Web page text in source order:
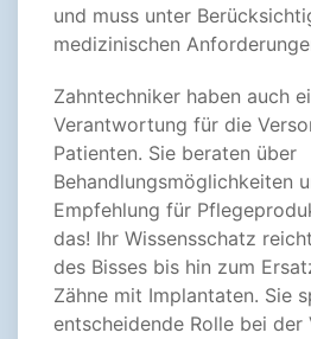
und muss unter
medizinischen
Zahntechniker haben auch
Verantwortung für die
Patienten. Sie beraten über
Behandlungsmöglichkeiten
Empfehlung für
das! Ihr Wissensschatz
des Bisses bis hin zum
Zähne mit Implantaten. Sie
entscheidende Rolle bei der